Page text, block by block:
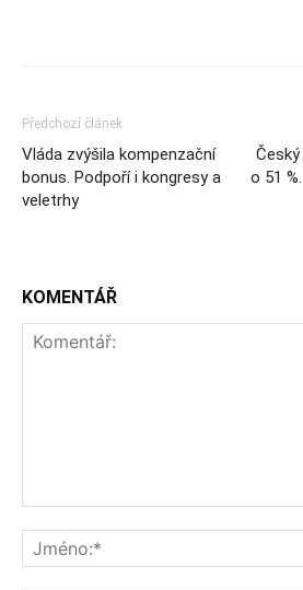
Předchozí článek
Vláda zvýšila kompenzační
bonus. Podpoří i kongresy a
veletrhy
o 51
KOMENTÁŘ